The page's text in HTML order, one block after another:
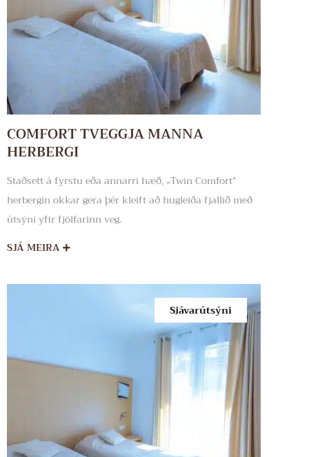
COMFORT TVEGGJA MANNA
HERBERGI
Staðsett á fyrstu eða annarri hæð, „Twin Comfort“
herbergin okkar gera þér kleift að hugleiða fjallið með
útsýni yfir fjölfarinn veg.
SJÁ MEIRA
Sjávarútsýni